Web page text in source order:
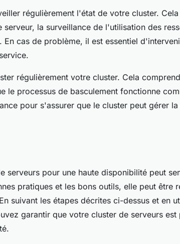
régulièrement l'état de votre cluster.
la surveillance de l'utilisation des
cas de problème, il est essentiel
régulièrement votre cluster. Cela
le processus de basculement fonctionne
pour s'assurer que le cluster peut gérer
serveurs pour une haute disponibilité peut
pratiques et les bons outils, elle peut être
suivant les étapes décrites ci-dessus et en
garantir que votre cluster de serveurs